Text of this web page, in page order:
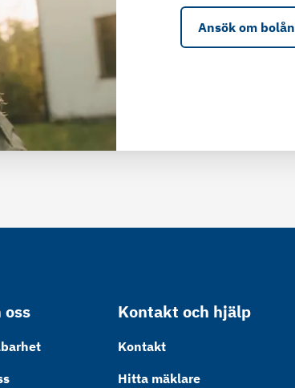
Ansök om bolån
oss Kontakt och hjälp
Kontakt
Hitta mäklare